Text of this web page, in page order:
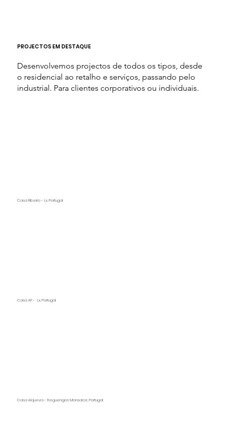
PROJECTOS EM DESTAQUE
Desenvolvemos projectos de todos os tipos, desde
o residencial ao retalho e serviços, passando pelo
industrial. Para clientes corporativos ou individuais.
Casa Ribeiro - Lx, Portugal
Casa AF - Lx, Portugal
Casa Alqueva - Reguengos Monsaraz, Portugal